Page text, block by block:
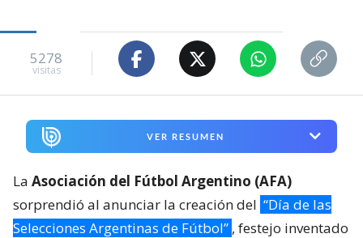
5278
visitas
VER RESUMEN
La Asociación del Fútbol Argentino (AFA)
sorprendió al anunciar la creación del “Día de las
Selecciones Argentinas de Fútbol” , festejo inventado